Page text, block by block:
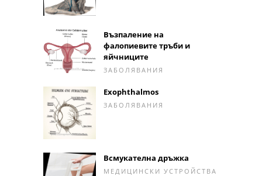
Възпаление на
фалопиевите тръби и
яйчниците
ЗАБОЛЯВАНИЯ
Exophthalmos
ЗАБОЛЯВАНИЯ
Всмукателна дръжка
МЕДИЦИНСКИ УСТРОЙСТВА